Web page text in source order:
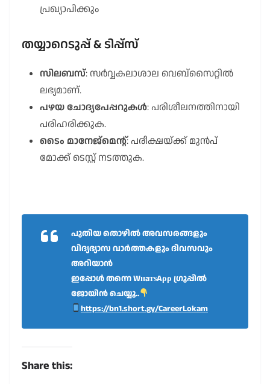
പ്രഖ്യാപിക്കും
തയ്യാറെടുപ്പ് & ടിപ്പ്സ്
സിലബസ്: സർവ്വകലാശാല വെബ്സൈറ്റിൽ
ലഭ്യമാണ്.
പഴയ ചോദ്യപേപ്പറുകൾ: പരിശീലനത്തിനായി
പരിഹരിക്കുക.
ടൈം മാനേജ്മെന്റ്: പരീക്ഷയ്ക്ക് മുൻപ്
മോക്ക് ടെസ്റ്റ് നടത്തുക.
പുതിയ തൊഴിൽ അവസരങ്ങളും
വിദ്യഭ്യാസ വാർത്തകളും ദിവസവും
അറിയാൻ
ഇപ്പോൾ തന്നെ WнaтѕAρρ ഗ്രൂപ്പിൽ
ജോയിൻ ചെയ്യൂ..
https://bn1.short.gy/CareerLokam
Share this: